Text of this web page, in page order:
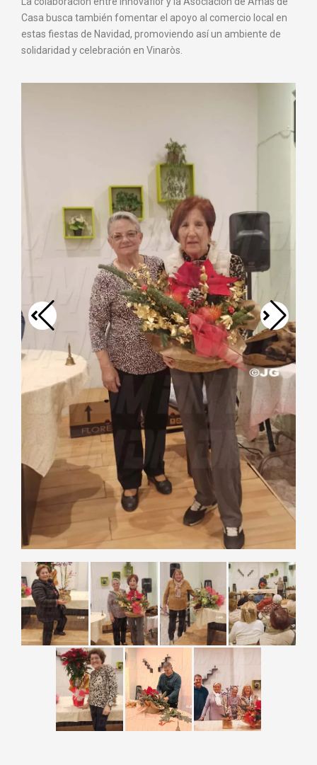
Casa busca también fomentar el apoyo al comercio local en
estas fiestas de Navidad, promoviendo así un ambiente de
solidaridad y celebración en Vinaròs.